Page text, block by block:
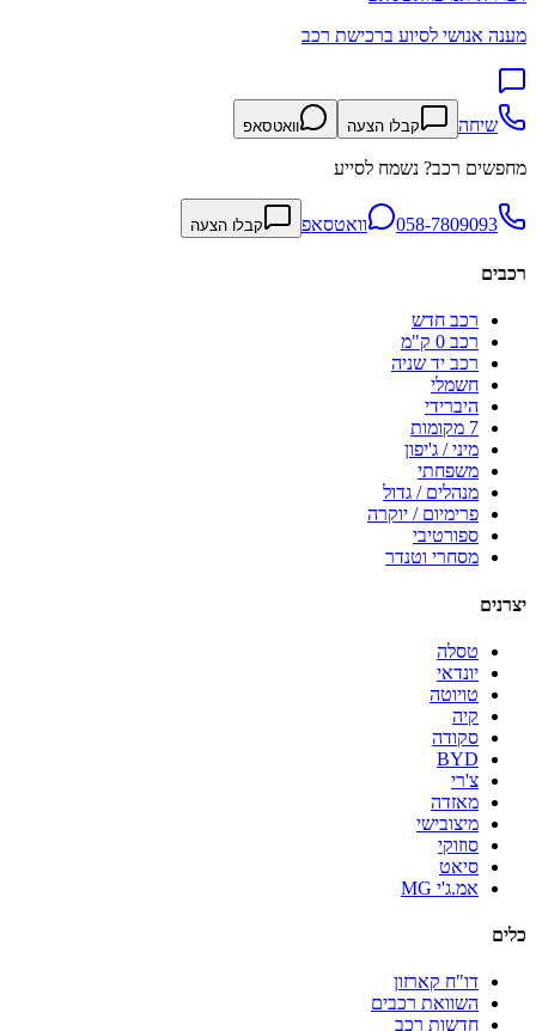
מענה אנושי לסיוע ברכישת רכב
שיחה קבלו הצעה וואטסאפ
מחפשים רכב? נשמח לסייע
058-7809093 וואטסאפ קבלו הצעה
רכבים
רכב חדש
רכב 0 ק"מ
רכב יד שניה
חשמלי
היברידי
7 מקומות
מיני / ג'יפון
משפחתי
מנהלים / גדול
פרימיום / יוקרה
ספורטיבי
מסחרי וטנדר
יצרנים
טסלה
יונדאי
טויוטה
קיה
סקודה
BYD
צ'רי
מאזדה
מיצובישי
סוזוקי
סיאט
אמ.ג'י MG
כלים
דו"ח קארזון
השוואת רכבים
חדשות רכב